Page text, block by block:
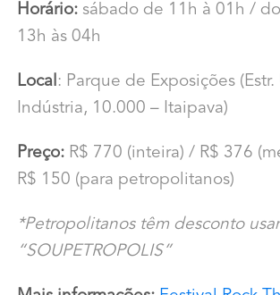
Horário: sábado de 11h à 01h /
13h às 04h
Local: Parque de Exposições
Indústria, 10.000 – Itaipava)
Preço: R$ 770 (inteira) / R$ 376
R$ 150 (para petropolitanos)
*Petropolitanos têm desconto
“SOUPETROPOLIS”